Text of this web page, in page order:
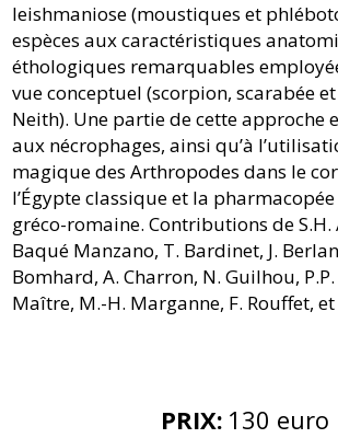
PRIX: 130 euro
leishmaniose (moustiques et
espèces aux caractéristiques
éthologiques remarquables
vue conceptuel (scorpion, scarabée et
Neith). Une partie de cette approche
aux nécrophages, ainsi qu’à
magique des Arthropodes dans le
l’Égypte classique et la pharmacopée
gréco-romaine. Contributions de S.H.
Baqué Manzano, T. Bardinet, J.
Bomhard, A. Charron, N. Guilhou, P.P.
Maître, M.-H. Marganne, F. Rouffet, et